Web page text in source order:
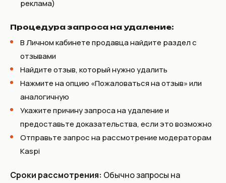
реклама)
Процедура запроса на удаление:
В Личном кабинете продавца найдите раздел с
отзывами
Найдите отзыв, который нужно удалить
Нажмите на опцию «Пожаловаться на отзыв» или
аналогичную
Укажите причину запроса на удаление и
предоставьте доказательства, если это возможно
Отправьте запрос на рассмотрение модераторам
Kaspi
Сроки рассмотрения: Обычно запросы на